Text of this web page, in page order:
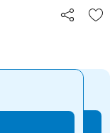
分享
加